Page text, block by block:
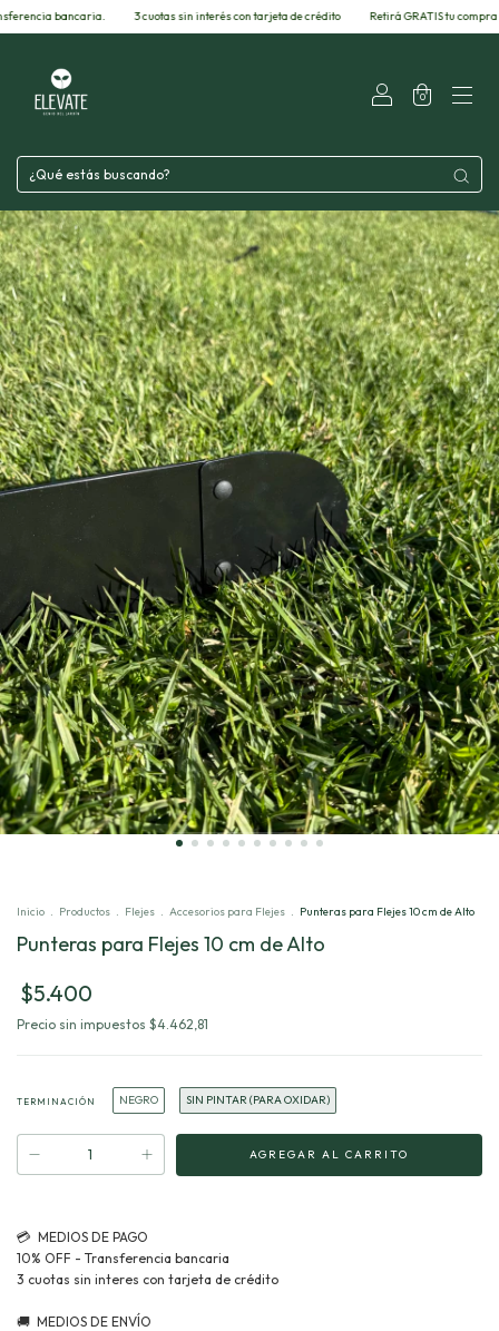
3 cuotas sin interés con tarjeta de crédito Retirá GRATIS tu compra por nuestra
0
Inicio . Productos . Flejes . Accesorios para Flejes . Punteras para Flejes 10 cm de Alto
Punteras para Flejes 10 cm de Alto
$5.400
Precio sin impuestos $4.462,81
TERMINACIÓN NEGRO SIN PINTAR (PARA OXIDAR)